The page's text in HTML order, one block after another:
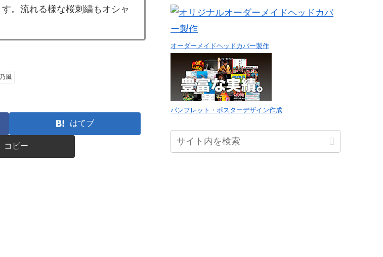
。流れる様な桜刺繍もオシャ
風
はてブ
コピー
オーダーメイドヘッドカバー製作
パンフレット・ポスターデザイン作成